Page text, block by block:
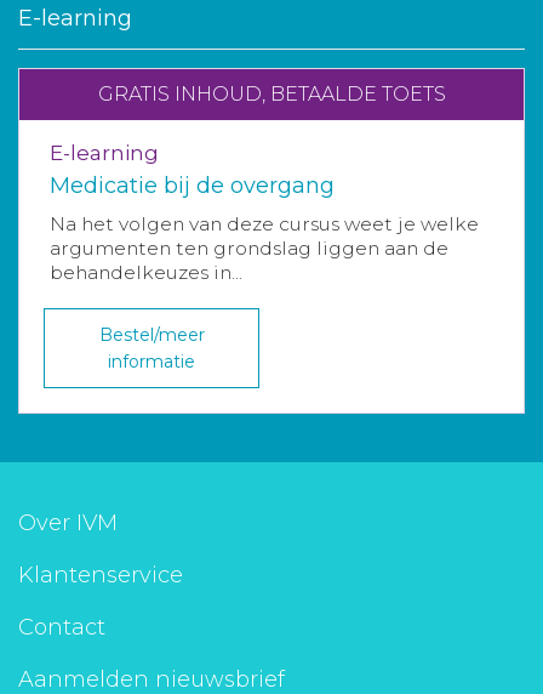
E-learning
GRATIS INHOUD, BETAALDE TOETS
E-learning
Medicatie bij de overgang
Na het volgen van deze cursus weet je welke
argumenten ten grondslag liggen aan de
behandelkeuzes in...
Bestel/meer
informatie
Over IVM
Klantenservice
Contact
Aanmelden nieuwsbrief